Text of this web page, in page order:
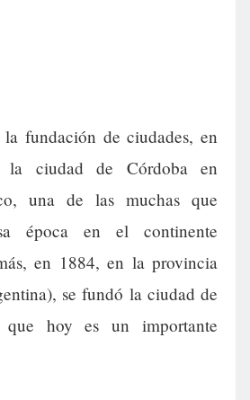
fundación de ciudades, en
la ciudad de Córdoba en
una de las muchas que
época en el continente
en 1884, en la provincia
se fundó la ciudad de
que hoy es un importante